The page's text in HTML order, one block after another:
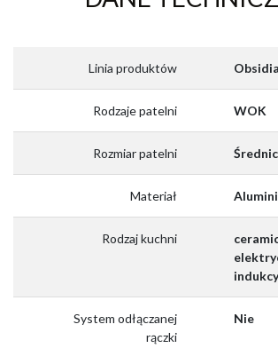
Linia produktów
Rodzaje patelni WOK
Rozmiar patelni
Materiał
Rodzaj kuchni
System odłączanej
rączki
Nie